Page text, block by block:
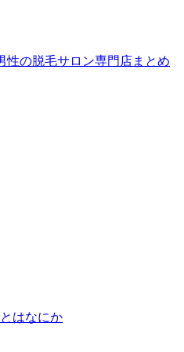
性の脱毛サロン専門店まとめ
はなにか